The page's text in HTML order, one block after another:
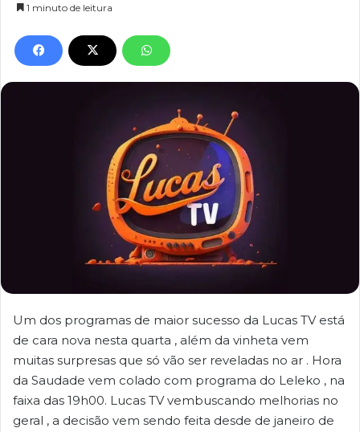
1 minuto de leitura
Um dos programas de maior sucesso da Lucas TV está
de cara nova nesta quarta , além da vinheta vem
muitas surpresas que só vão ser reveladas no ar . Hora
da Saudade vem colado com programa do Leleko , na
faixa das 19h00. Lucas TV vembuscando melhorias no
geral , a decisão vem sendo feita desde de janeiro de